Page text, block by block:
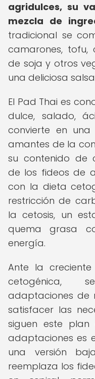
agridulces, su
mezcla de
tradicional se
camarones, tofu,
de soja y otros
una deliciosa
El Pad Thai es
dulce, salado,
convierte en
amantes de la
su contenido de
de los fideos de
con la dieta
restricción de
la cetosis, un
quema grasa
energía.
Ante la
cetogénica,
adaptaciones de
satisfacer las
siguen este plan
adaptaciones es
una versión
reemplaza los